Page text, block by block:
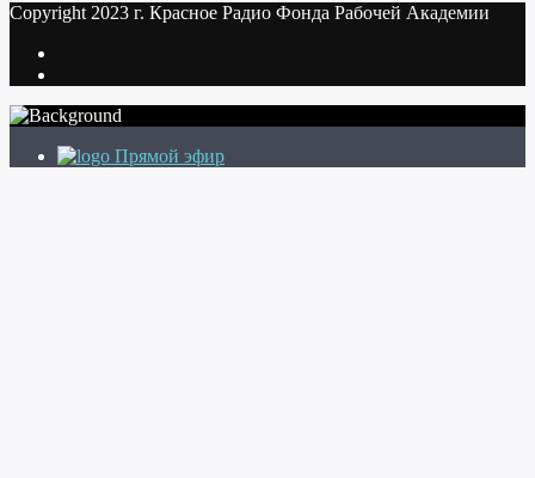
Copyright 2023 г. Красное Радио Фонда Рабочей Академии
Прямой эфир